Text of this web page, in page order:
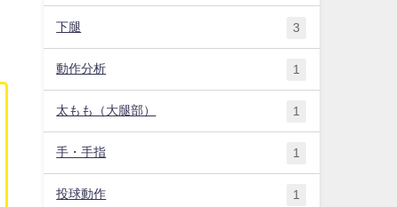
下腿 3
動作分析 1
太もも（大腿部） 1
手・手指 1
投球動作 1